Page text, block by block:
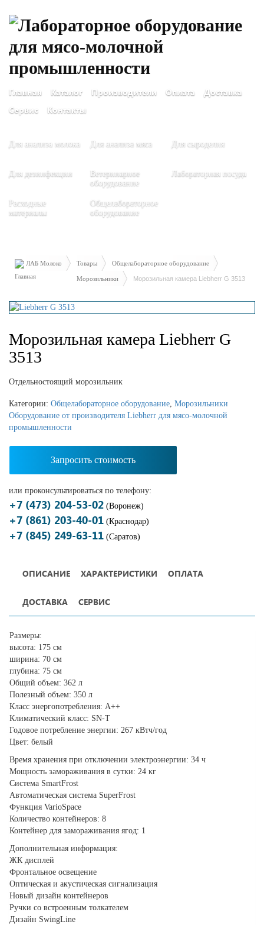
Главная Каталог Производители Оплата
Доставка
Сервис
Контакты
Для анализа молока Для анализа мяса Для сыроделия
Для дезинфекции
Ветеринарное
оборудование
Лабораторная посуда
Расходные
материалы
Общелабораторное
оборудование
ЛАБ Молоко Товары Общелабораторное оборудование
Морозильники Морозильная камера Liebherr G 3513
Морозильная камера Liebherr G
3513
Отдельностоящий морозильник
Категории: Общелабораторное оборудование Морозильники
Оборудование от производителя Liebherr для мясо-молочной
промышленности
Запросить стоимость
или проконсультироваться по телефону:
+7 (473) 204-53-02 (Воронеж)
+7 (861) 203-40-01 (Краснодар)
+7 (845) 249-63-11 (Саратов)
ОПИСАНИЕ ХАРАКТЕРИСТИКИ ОПЛАТА
ДОСТАВКА СЕРВИС
Размеры:
высота: 175 см
ширина: 70 см
глубина: 75 см
Общий объем: 362 л
Полезный объем: 350 л
Класс энергопотребления: A++
Климатический класс: SN-T
Годовое потребление энергии: 267 кВтч/год
Цвет: белый
Время хранения при отключении электроэнергии: 34 ч
Мощность замораживания в сутки: 24 кг
Система SmartFrost
Автоматическая система SuperFrost
Функция VarioSpace
Количество контейнеров: 8
Контейнер для замораживания ягод: 1
Дополнительная информация:
ЖК дисплей
Фронтальное освещение
Оптическая и акустическая сигнализация
Новый дизайн контейнеров
Ручки со встроенным толкателем
Дизайн SwingLine